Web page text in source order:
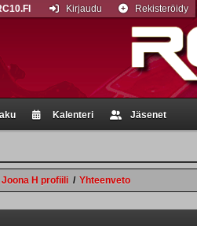
Kalenteri Jäsenet
Kirjaudu Rekisteröidy
H profiili / Yhteenveto